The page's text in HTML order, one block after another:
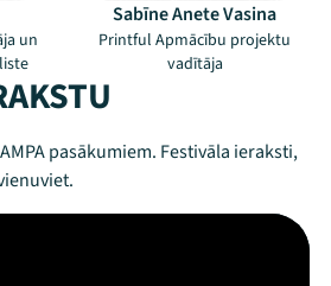
un
Sabīne Anete Vasina
Printful Apmācību projektu
vadītāja
pasākumiem. Festivāla ieraksti,